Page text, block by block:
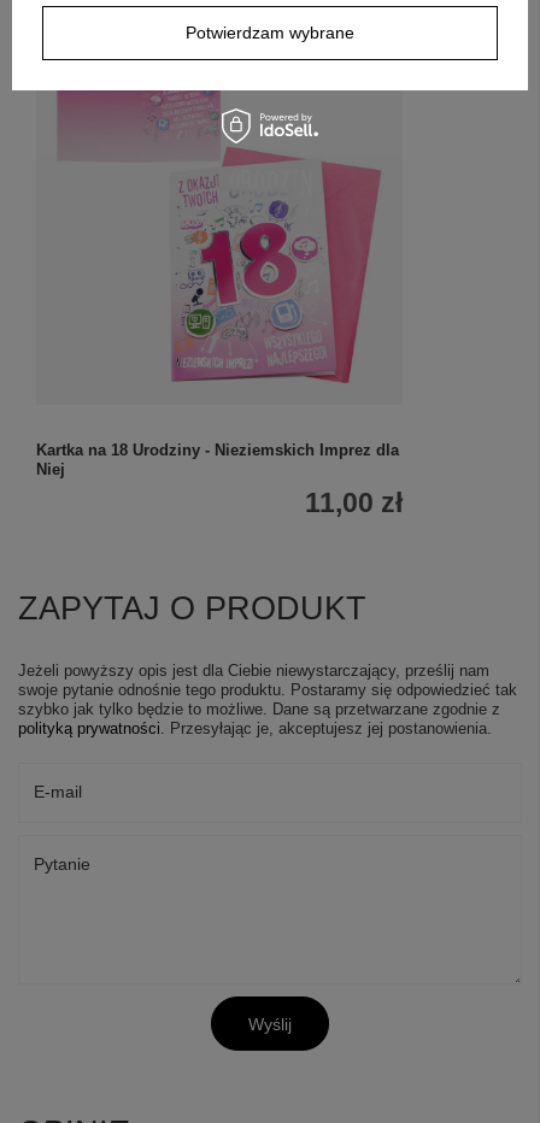
Kartka na 18 Urodziny - Nieziemskich Imprez dla
Niej
11,00 zł
ZAPYTAJ O PRODUKT
Jeżeli powyższy opis jest dla Ciebie niewystarczający, prześlij nam
swoje pytanie odnośnie tego produktu. Postaramy się odpowiedzieć tak
szybko jak tylko będzie to możliwe. Dane są przetwarzane zgodnie z
polityką prywatności. Przesyłając je, akceptujesz jej postanowienia.
E-mail
Pytanie
Wyślij
Potwierdzam wybrane